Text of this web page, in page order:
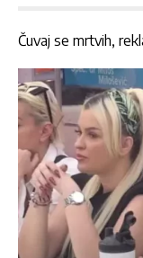
Čuvaj se mrtvih,